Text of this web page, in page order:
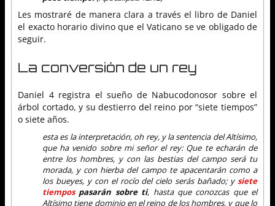
Les mostraré de manera clara a través el libro de Daniel
el exacto horario divino que el Vaticano se ve obligado de
seguir.
La conversión de un rey
Daniel 4 registra el sueño de Nabucodonosor sobre el
árbol cortado, y su destierro del reino por “siete tiempos”
o siete años.
esta es la interpretación, oh rey, y la sentencia del Altísimo,
que ha venido sobre mi señor el rey: Que te echarán de
entre los hombres, y con las bestias del campo será tu
morada, y con hierba del campo te apacentarán como a
los bueyes, y con el rocío del cielo serás bañado; y siete
tiempospasarán sobre ti, hasta que conozcas que el
Altísimo tiene dominio en el reino de los hombres, y que lo